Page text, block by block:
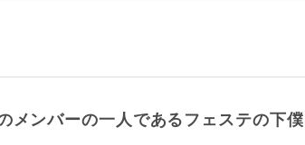
メンバーの一人であるフェステの下僕